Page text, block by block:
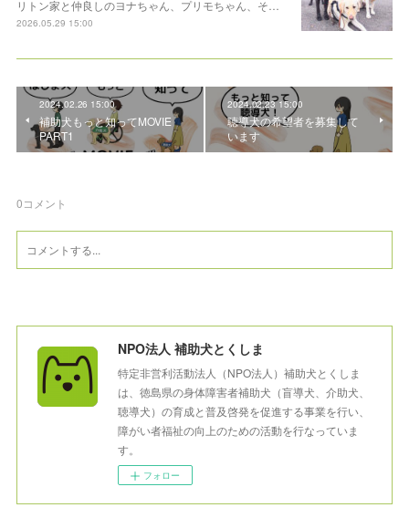
リトン家と仲良しのヨナちゃん、プリモちゃん、そ…
2026.05.29 15:00
2024.02.26 15:00
補助犬もっと知ってMOVIE
PART1
2024.02.23 15:00
聴導犬の希望者を募集して
います
0コメント
NPO法人 補助犬とくしま
特定非営利活動法人（NPO法人）補助犬とくしま
は、徳島県の身体障害者補助犬（盲導犬、介助犬、
聴導犬）の育成と普及啓発を促進する事業を行い、
障がい者福祉の向上のための活動を行なっていま
す。
フォロー